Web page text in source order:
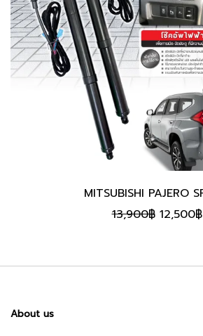
MITSUBISHI PAJERO
13,900฿ Original
12,500฿
About us